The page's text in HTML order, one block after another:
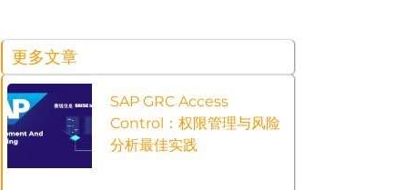
更多文章
SAP GRC Access
Control：权限管理与风险
分析最佳实践